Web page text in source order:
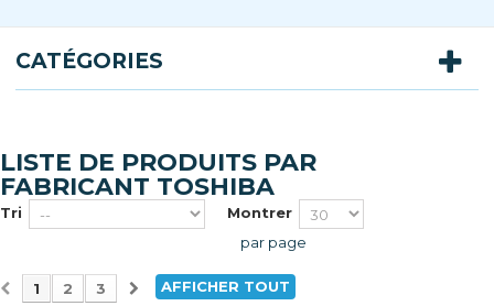
CATÉGORIES
LISTE DE PRODUITS PAR
FABRICANT TOSHIBA
Tri
Montrer
par page
AFFICHER TOUT
1 2 3